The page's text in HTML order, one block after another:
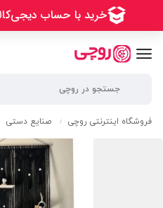
فروشگاه اینترنتی روچی / صنایع دستی